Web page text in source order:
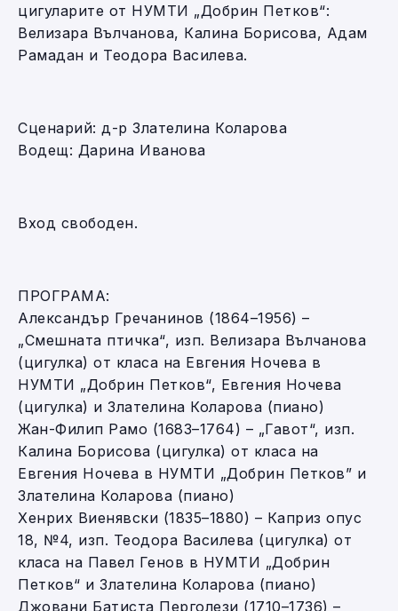
цигуларите от НУМТИ „Добрин Петков“:
Велизара Вълчанова, Калина Борисова, Адам
Рамадан и Теодора Василева.
Сценарий: д-р Злателина Коларова
Водещ: Дарина Иванова
Вход свободен.
ПРОГРАМА:
Александър Гречанинов (1864–1956) –
„Смешната птичка“, изп. Велизара Вълчанова
(цигулка) от класа на Евгения Ночева в
НУМТИ „Добрин Петков“, Евгения Ночева
(цигулка) и Злателина Коларова (пиано)
Жан-Филип Рамо (1683–1764) – „Гавот“, изп.
Калина Борисова (цигулка) от класа на
Евгения Ночева в НУМТИ „Добрин Петков” и
Злателина Коларова (пиано)
Хенрих Виенявски (1835–1880) – Каприз опус
18, №4, изп. Теодора Василева (цигулка) от
класа на Павел Генов в НУМТИ „Добрин
Петков“ и Злателина Коларова (пиано)
Джовани Батиста Перголези (1710–1736) –